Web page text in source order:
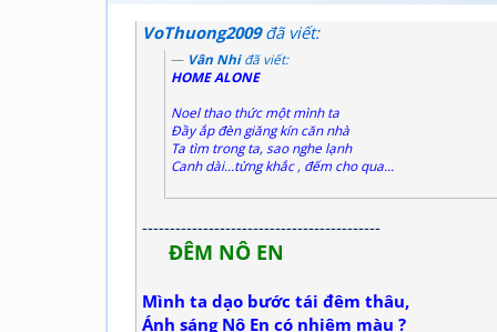
VoThuong2009đã viết:
Vân Nhiđã viết:
HOME ALONE
Noel thao thức một mình ta
Đầy ắp đèn giăng kín căn nhà
Ta tìm trong ta, sao nghe lạnh
Canh dài...từng khắc , đếm cho qua...
-------------------------------------------
ĐÊM NÔ EN
Mình ta dạo bước tái đêm thâu,
Ánh sáng Nô En có nhiệm màu ?